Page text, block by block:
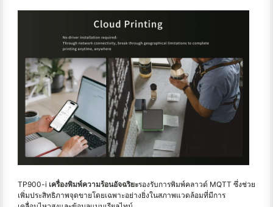
TP900-i เครื่องพิมพ์ความร้อนอัจฉริยะรองรับการพิมพ์คลาวด์ MQTT ซึ่งช่วย
เพิ่มประสิทธิภาพจุดขายโดยเฉพาะอย่างยิ่งในสภาพแวดล้อมที่มีการ